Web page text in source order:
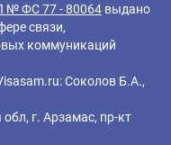
№ ФС 77 - 80064 выдано
связи,
коммуникаций
Соколов Б.А.,
г. Арзамас, пр-кт